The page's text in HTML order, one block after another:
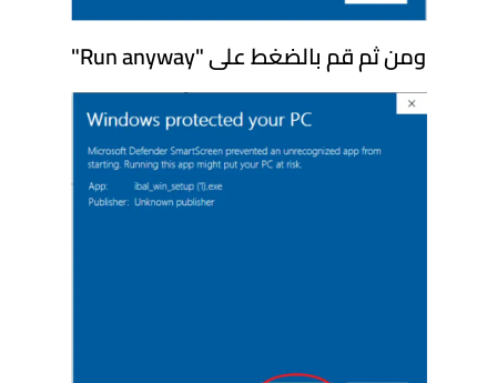
ومن ثم قم بالضغط على "Run anyway"